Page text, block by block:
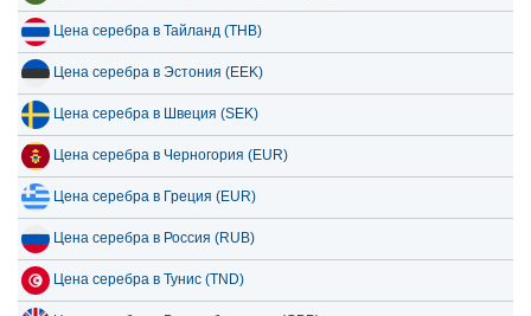
Цена серебра в Тайланд (THB)
Цена серебра в Эстония (EEK)
Цена серебра в Швеция (SEK)
Цена серебра в Черногория (EUR)
Цена серебра в Греция (EUR)
Цена серебра в Россия (RUB)
Цена серебра в Тунис (TND)